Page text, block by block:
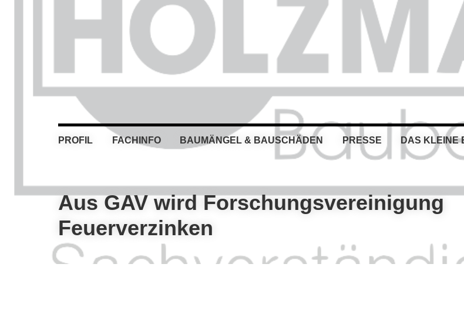
PROFIL FACHINFO BAUMÄNGEL & BAUSCHÄDEN PRESSE DAS KLEINE
Aus GAV wird Forschungsvereinigung
Feuerverzinken